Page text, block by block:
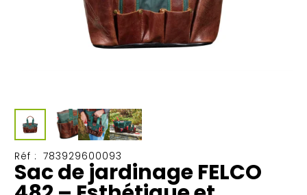
Réf : 783929600093
Sac de jardinage FELCO